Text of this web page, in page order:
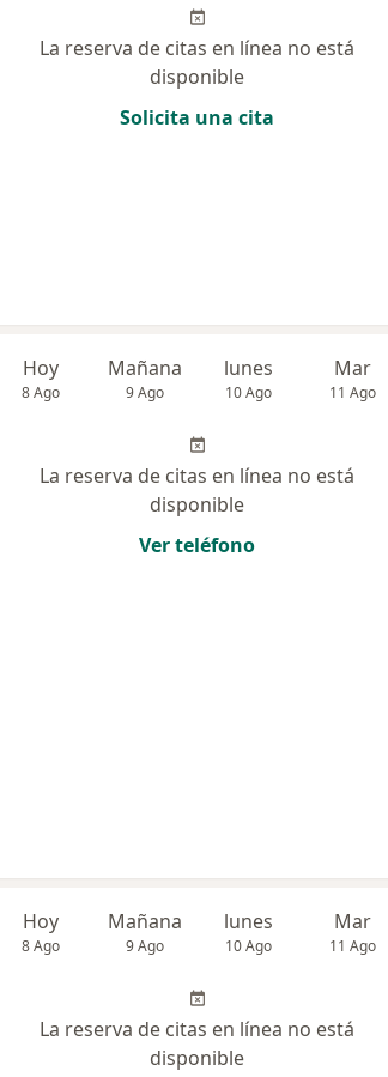
La reserva de citas en línea no está
disponible
Solicita una cita
Hoy
8 Ago
Mañana
9 Ago
lunes
10 Ago
Mar
11 Ago
La reserva de citas en línea no está
disponible
Ver teléfono
Hoy
8 Ago
Mañana
9 Ago
lunes
10 Ago
Mar
11 Ago
La reserva de citas en línea no está
disponible